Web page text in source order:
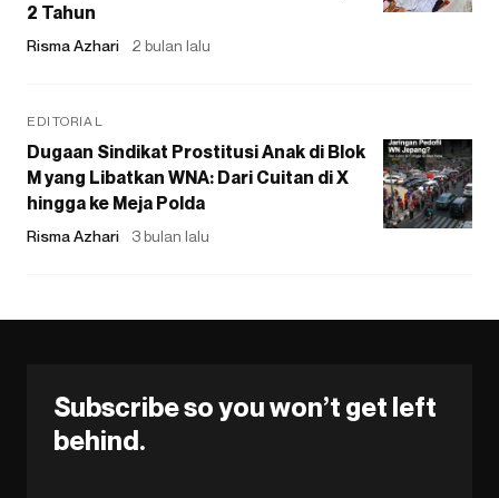
2 Tahun
Risma Azhari 2 bulan lalu
EDITORIAL
Dugaan Sindikat Prostitusi Anak di Blok
M yang Libatkan WNA: Dari Cuitan di X
hingga ke Meja Polda
Risma Azhari 3 bulan lalu
Subscribe so you won’t get left
behind.